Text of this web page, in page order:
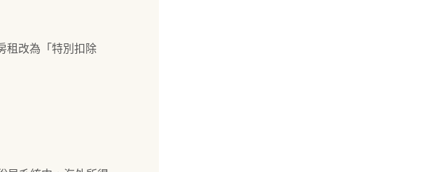
租改為「特別扣除